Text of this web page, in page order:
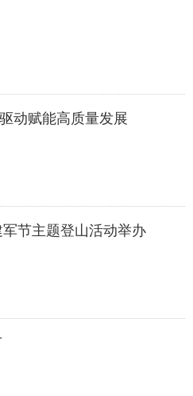
动赋能高质量发展
节主题登山活动举办